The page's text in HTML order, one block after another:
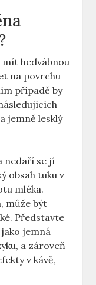
mít hedvábnou
na povrchu⁣
případě ‍by
jemně lesklý
nedaří se jí​
obsah⁢ tuku v
mléka.
může být
Představte
jemná
a zároveň
v kávě,